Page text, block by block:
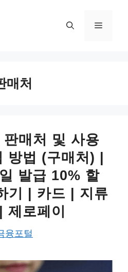
메
매처
매처 및 사용
법 (구매처) |
발급 10% 할
기 | 카드 | 지류
제로페이
융포털